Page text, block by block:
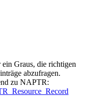
Graus, die richtigen
abzufragen.
zu NAPTR: